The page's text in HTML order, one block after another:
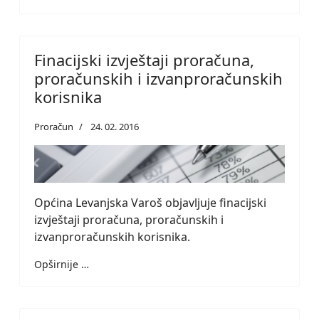
Finacijski izvještaji proračuna,
proračunskih i izvanproračunskih
korisnika
Proračun 24. 02. 2016
Općina Levanjska Varoš objavljuje finacijski
izvještaji proračuna, proračunskih i
izvanproračunskih korisnika.
Opširnije …